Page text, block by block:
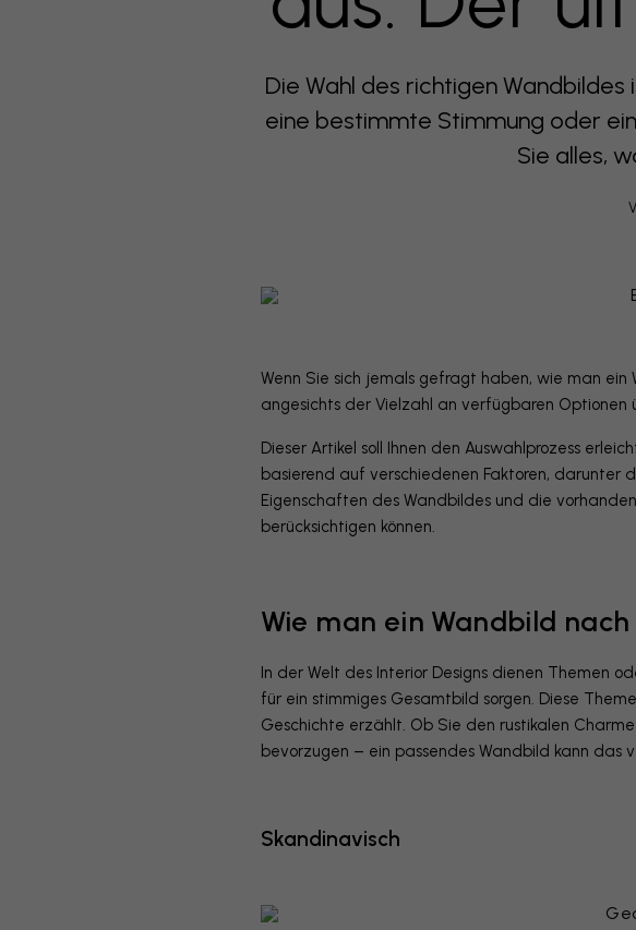
Die Wahl des richtigen
eine bestimmte Stimmung oder
Sie alles,
Wenn Sie sich jemals gefragt haben, wie man ein
angesichts der Vielzahl an verfügbaren Optionen
Dieser Artikel soll Ihnen den Auswahlprozess
basierend auf verschiedenen Faktoren, darunter
Eigenschaften des Wandbildes und die
berücksichtigen können.
Wie man ein Wandbild
In der Welt des Interior Designs dienen Themen
für ein stimmiges Gesamtbild sorgen. Diese
Geschichte erzählt. Ob Sie den rustikalen
bevorzugen – ein passendes Wandbild kann
Skandinavisch